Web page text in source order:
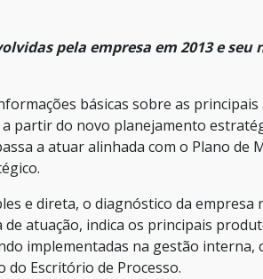
pela empresa em 2013 e seu
básicas sobre as principais
partir do novo planejamento
a atuar alinhada com o Plano de
e direta, o diagnóstico da empresa
atuação, indica os principais
implementadas na gestão interna,
do Escritório de Processo.